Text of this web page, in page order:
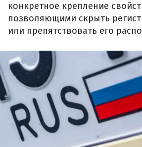
конкретное крепление
позволяющими скрыть
или препятствовать его